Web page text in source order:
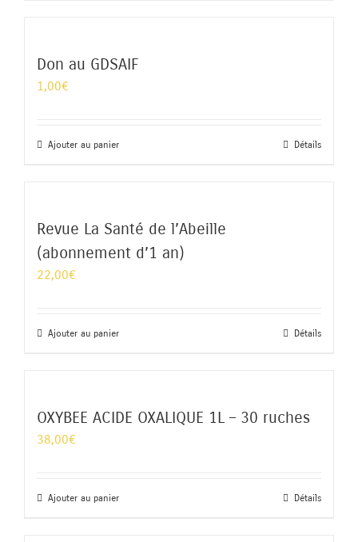
Don au GDSAIF
1,00€
Ajouter au panier Détails
Revue La Santé de l’Abeille
(abonnement d’1 an)
22,00€
Ajouter au panier Détails
OXYBEE ACIDE OXALIQUE 1L – 30 ruches
38,00€
Ajouter au panier Détails